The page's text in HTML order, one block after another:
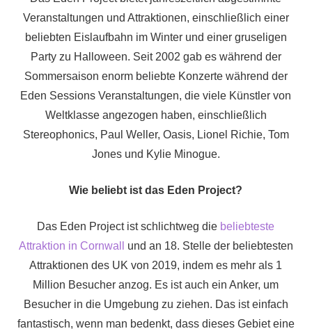
Veranstaltungen und Attraktionen, einschließlich einer
beliebten Eislaufbahn im Winter und einer gruseligen
Party zu Halloween. Seit 2002 gab es während der
Sommersaison enorm beliebte Konzerte während der
Eden Sessions Veranstaltungen, die viele Künstler von
Weltklasse angezogen haben, einschließlich
Stereophonics, Paul Weller, Oasis, Lionel Richie, Tom
Jones und Kylie Minogue.
Wie beliebt ist das Eden Project?
Das Eden Project ist schlichtweg die beliebteste
Attraktion in Cornwall
und an 18. Stelle der beliebtesten
Attraktionen des UK von 2019, indem es mehr als 1
Million Besucher anzog. Es ist auch ein Anker, um
Besucher in die Umgebung zu ziehen. Das ist einfach
fantastisch, wenn man bedenkt, dass dieses Gebiet eine